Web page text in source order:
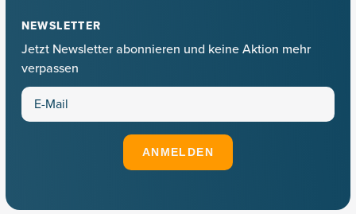
NEWSLETTER
Jetzt Newsletter abonnieren und keine Aktion mehr
verpassen